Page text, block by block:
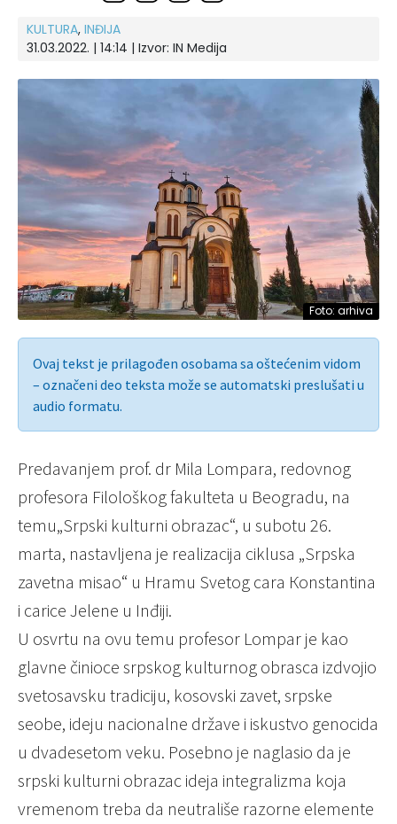
KULTURA, INĐIJA
31.03.2022. | 14:14 | Izvor: IN Medija
Foto: arhiva
Ovaj tekst je prilagođen osobama sa oštećenim vidom
– označeni deo teksta može se automatski preslušati u
audio formatu.
Predavanjem prof. dr Mila Lompara, redovnog
profesora Filološkog fakulteta u Beogradu, na
temu„Srpski kulturni obrazac“, u subotu 26.
marta, nastavljena je realizacija ciklusa „Srpska
zavetna misao“ u Hramu Svetog cara Кonstantina
i carice Jelene u Inđiji.
U osvrtu na ovu temu profesor Lompar je kao
glavne činioce srpskog kulturnog obrasca izdvojio
svetosavsku tradiciju, kosovski zavet, srpske
seobe, ideju nacionalne države i iskustvo genocida
u dvadesetom veku. Posebno je naglasio da je
srpski kulturni obrazac ideja integralizma koja
vremenom treba da neutrališe razorne elemente